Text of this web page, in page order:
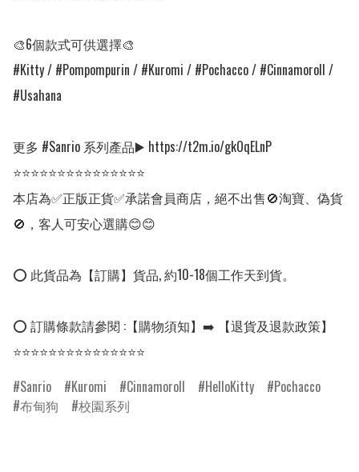
🎨6個款式可供選擇🎨
#Kitty / #Pompompurin / #Kuromi / #Pochacco / #Cinnamoroll /
#Usahana
更多 #Sanrio 系列產品▶️ https://t2m.io/gkOqELnP
⭐⭐⭐⭐⭐⭐⭐⭐⭐⭐⭐⭐⭐⭐⭐
本店為✅正版正貨✅承諾會員商店，絕不出售🚫淘寶、偽貨
🚫，客人可安心選購😊😊
⭕ 此貨品為【訂購】貨品, 約10-18個工作天到貨。
⭕ 訂購條款請參閱 :【購物須知】➡️ 【退貨及退款政策】
⭐⭐⭐⭐⭐⭐⭐⭐⭐⭐⭐⭐⭐⭐⭐
Sanrio
Kuromi Cinnamoroll HelloKitty
Pochacco
布甸狗
校園系列